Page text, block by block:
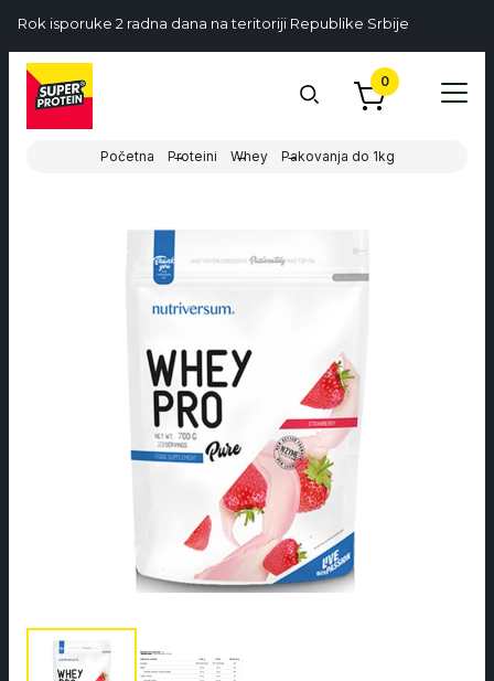
Rok isporuke 2 radna dana na teritoriji Republike Srbije
0
Početna Proteini Whey Pakovanja do 1kg